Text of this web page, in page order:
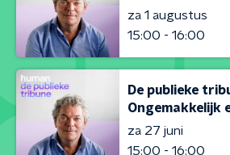
za 1 augustus
15:00 - 16:00
De publieke
Ongemakkelijk
za 27 juni
15:00 - 16:00